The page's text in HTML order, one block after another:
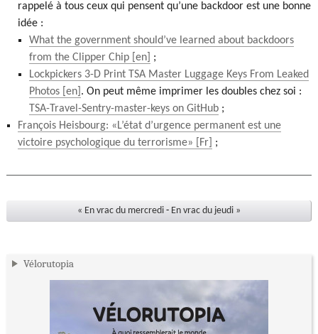
rappelé à tous ceux qui pensent qu’une backdoor est une bonne
idée :
What the government should’ve learned about backdoors
from the Clipper Chip
;
Lockpickers 3-D Print TSA Master Luggage Keys From Leaked
Photos
. On peut même imprimer les doubles chez soi :
TSA-Travel-Sentry-master-keys on GitHub ;
François Heisbourg: «L’état d’urgence permanent est une
victoire psychologique du terrorisme»
;
« En vrac du mercredi - En vrac du jeudi »
Vélorutopia